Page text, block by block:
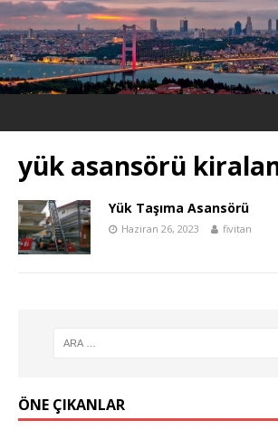
yük asansörü
Yük Taşıma Asansörü
Haziran 26, 2023 fivitan
ÖNE ÇIKANLAR